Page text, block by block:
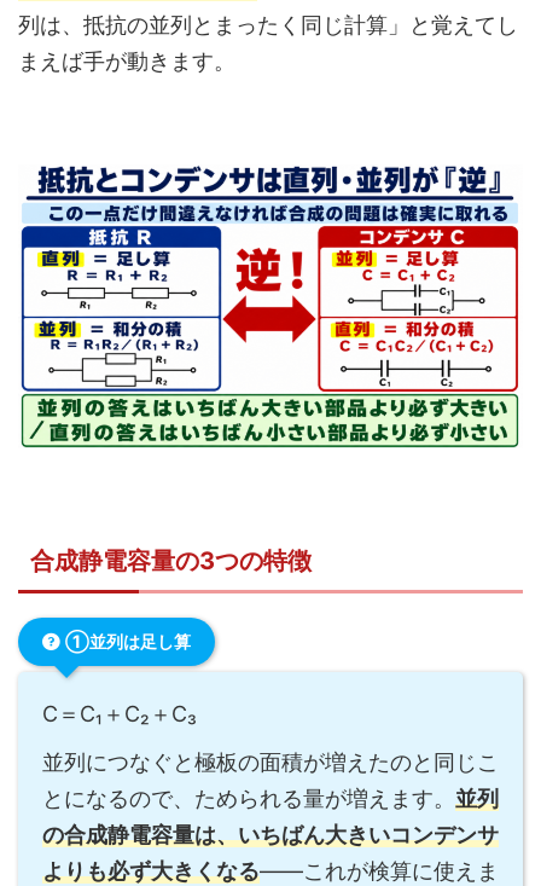
列は、抵抗の並列とまったく同じ計算」と覚えてし
まえば手が動きます。
合成静電容量の3つの特徴
①並列は足し算
C＝C₁＋C₂＋C₃
並列につなぐと極板の面積が増えたのと同じこ
とになるので、ためられる量が増えます。 並列
の合成静電容量は、いちばん大きいコンデンサ
よりも必ず大きくなる——これが検算に使えま